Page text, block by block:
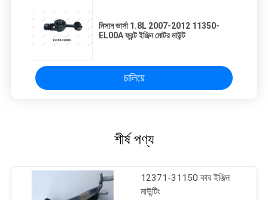
নিসান ভার্সা 1.8L 2007-2012 11350-
EL00A ফ্রন্ট ইঞ্জিন মোটর মাউন্ট
চালিয়ে
শীর্ষ পণ্য
12371-31150 কার ইঞ্জিন
মাউন্টিং